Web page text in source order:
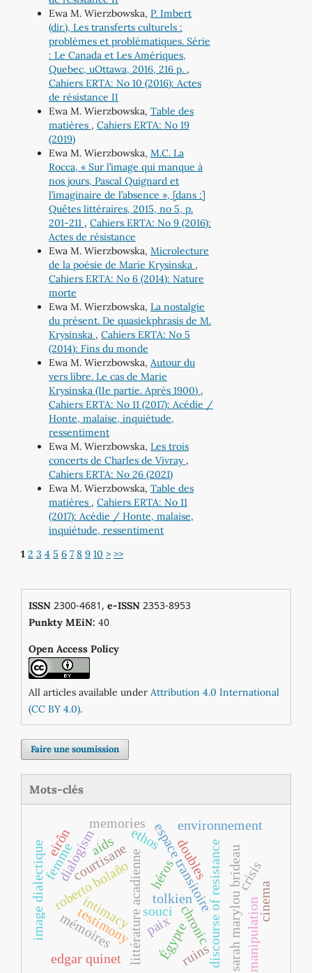
Ewa M. Wierzbowska, P. Imbert
(dir.), Les transferts culturels :
problèmes et problématiques. Série
: Le Canada et Les Amériques,
Quebec, uOttawa, 2016, 216 p. ,
Cahiers ERTA: No 10 (2016): Actes
de résistance II
Ewa M. Wierzbowska, Table des
matières , Cahiers ERTA: No 19
(2019)
Ewa M. Wierzbowska, M.C. La
Rocca, « Sur l’image qui manque à
nos jours, Pascal Quignard et
l’imaginaire de l’absence », [dans :]
Quêtes littéraires, 2015, no 5, p.
201-211 , Cahiers ERTA: No 9 (2016):
Actes de résistance
Ewa M. Wierzbowska, Microlecture
de la poésie de Marie Krysinska ,
Cahiers ERTA: No 6 (2014): Nature
morte
Ewa M. Wierzbowska, La nostalgie
du présent. De quasiekphrasis de M.
Krysinska , Cahiers ERTA: No 5
(2014): Fins du monde
Ewa M. Wierzbowska, Autour du
vers libre. Le cas de Marie
Krysinska (IIe partie. Après 1900) ,
Cahiers ERTA: No 11 (2017): Acédie /
Honte, malaise, inquiétude,
ressentiment
Ewa M. Wierzbowska, Les trois
concerts de Charles de Vivray ,
Cahiers ERTA: No 26 (2021)
Ewa M. Wierzbowska, Table des
matières , Cahiers ERTA: No 11
(2017): Acédie / Honte, malaise,
inquiétude, ressentiment
1 2 3 4 5 6 7 8 9 10 > >>
ISSN2300-4681, e-ISSN2353-8953
Punkty MEiN: 40
Open Access Policy
All articles available under Attribution 4.0 International
(CC BY 4.0).
Faire une soumission
Mots-clés
roberto bolaño souci chronicdiscourse of resistance
littérature acadienne sarah marylou brideau
espace transitoire
environnement
testimony
doubles
héros
tolkien
mémoires
courtisane
dialogism
intimacy
Égypte
paix
femme
image dialectique
edgar quinet
aids
manipulation
memories
ruins
cinema
crisis
ethos
eirôn